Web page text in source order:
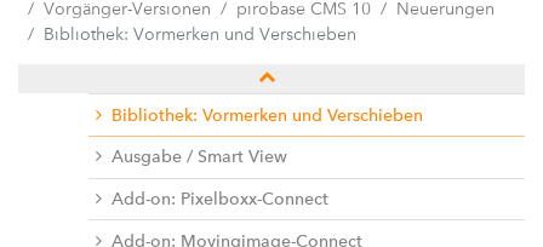
Vorgänger-Versionen
pirobase CMS 10
Neuerungen
Bibliothek: Vormerken und Verschieben
Panel für Seiteninformationen und Kommentare
Bibliothek: Vormerken und Verschieben
Ausgabe / Smart View
Add-on: Pixelboxx-Connect
Add-on: Movingimage-Connect